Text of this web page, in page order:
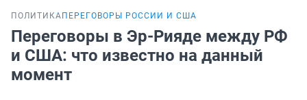
ПОЛИТИКА ПЕРЕГОВОРЫ РОССИИ И США
Переговоры в Эр-Рияде между РФ
и США: что известно на данный
момент